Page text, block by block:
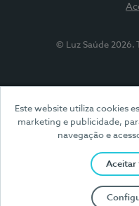
Este website utiliza cookies
marketing e publicidade,
navegação e
Aceitar
© Luz Saúde 2026.